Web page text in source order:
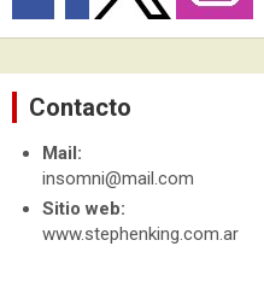
Contacto
Mail:
insomni@mail.com
Sitio web:
www.stephenking.com.ar